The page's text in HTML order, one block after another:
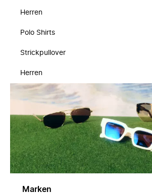
Herren
Polo Shirts
Strickpullover
Herren
Marken